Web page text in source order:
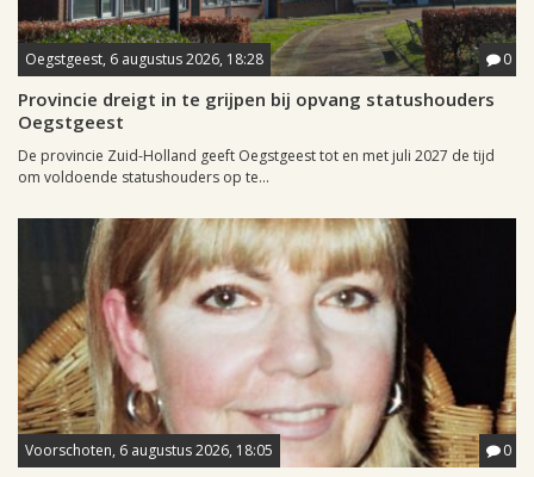
Oegstgeest, 6 augustus 2026, 18:28 0
Provincie dreigt in te grijpen bij opvang statushouders
Oegstgeest
De provincie Zuid-Holland geeft Oegstgeest tot en met juli 2027 de tijd
om voldoende statushouders op te...
Voorschoten, 6 augustus 2026, 18:05 0